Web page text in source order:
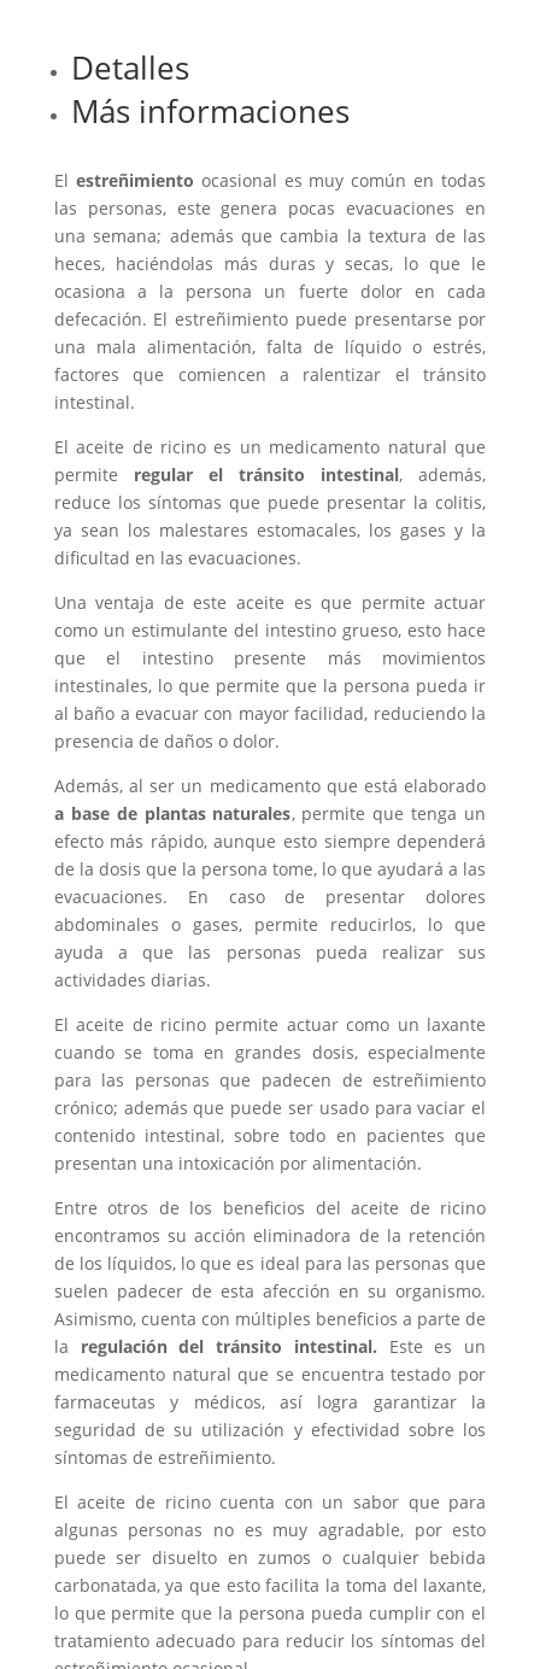
Detalles
Más informaciones
El estreñimiento ocasional es muy común en todas
las personas, este genera pocas evacuaciones en
una semana; además que cambia la textura de las
heces, haciéndolas más duras y secas, lo que le
ocasiona a la persona un fuerte dolor en cada
defecación. El estreñimiento puede presentarse por
una mala alimentación, falta de líquido o estrés,
factores que comiencen a ralentizar el tránsito
intestinal.
El aceite de ricino es un medicamento natural que
permite regular el tránsito intestinal, además,
reduce los síntomas que puede presentar la colitis,
ya sean los malestares estomacales, los gases y la
dificultad en las evacuaciones.
Una ventaja de este aceite es que permite actuar
como un estimulante del intestino grueso, esto hace
que el intestino presente más movimientos
intestinales, lo que permite que la persona pueda ir
al baño a evacuar con mayor facilidad, reduciendo la
presencia de daños o dolor.
Además, al ser un medicamento que está elaborado
a base de plantas naturales, permite que tenga un
efecto más rápido, aunque esto siempre dependerá
de la dosis que la persona tome, lo que ayudará a las
evacuaciones. En caso de presentar dolores
abdominales o gases, permite reducirlos, lo que
ayuda a que las personas pueda realizar sus
actividades diarias.
El aceite de ricino permite actuar como un laxante
cuando se toma en grandes dosis, especialmente
para las personas que padecen de estreñimiento
crónico; además que puede ser usado para vaciar el
contenido intestinal, sobre todo en pacientes que
presentan una intoxicación por alimentación.
Entre otros de los beneficios del aceite de ricino
encontramos su acción eliminadora de la retención
de los líquidos, lo que es ideal para las personas que
suelen padecer de esta afección en su organismo.
Asimismo, cuenta con múltiples beneficios a parte de
la regulación del tránsito intestinal. Este es un
medicamento natural que se encuentra testado por
farmaceutas y médicos, así logra garantizar la
seguridad de su utilización y efectividad sobre los
síntomas de estreñimiento.
El aceite de ricino cuenta con un sabor que para
algunas personas no es muy agradable, por esto
puede ser disuelto en zumos o cualquier bebida
carbonatada, ya que esto facilita la toma del laxante,
lo que permite que la persona pueda cumplir con el
tratamiento adecuado para reducir los síntomas del